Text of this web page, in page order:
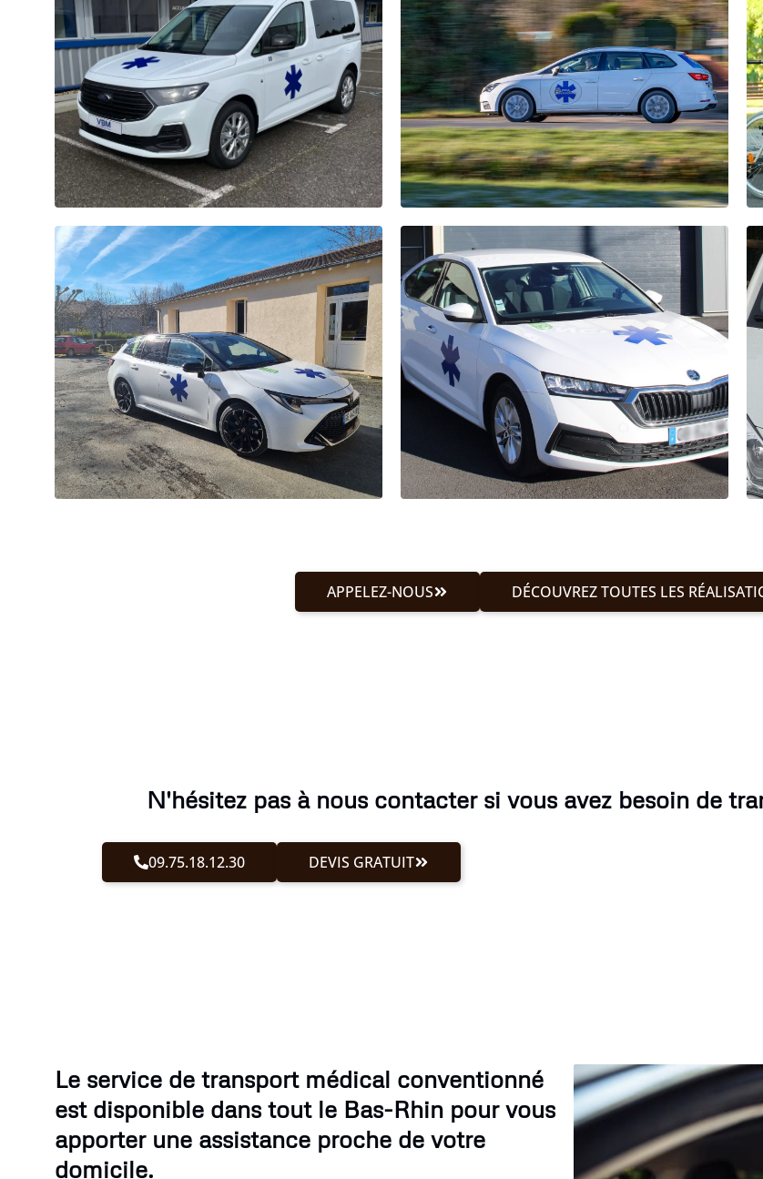
APPELEZ-NOUS DÉCOUVREZ TOUTES LES
N'hésitez pas à nous contacter si vous avez besoin de
09.75.18.12.30 DEVIS GRATUIT
Le service de transport médical conventionné
est disponible dans tout le Bas-Rhin pour vous
apporter une assistance proche de votre
domicile.